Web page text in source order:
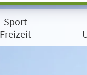
Sport
Freizeit